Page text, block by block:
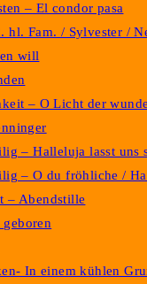
– El condor pasa
hl. Fam. / Sylvester /
will
– O Licht der
– Halleluja lasst uns
– O du fröhliche /
– Abendstille
In einem kühlen